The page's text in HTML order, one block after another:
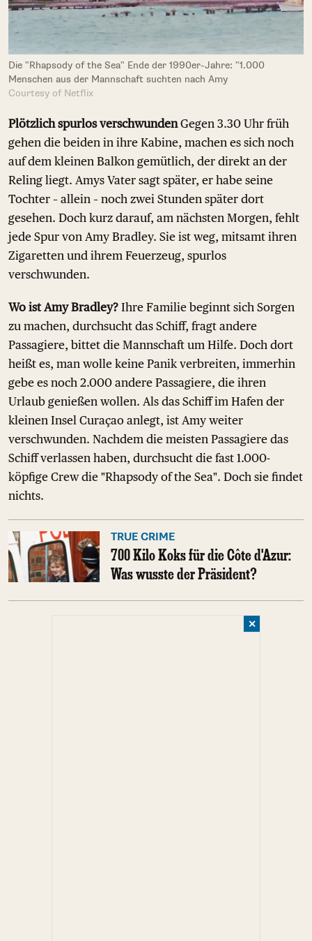
Die "Rhapsody of the Sea" Ende der 1990er-Jahre: "1.000
Menschen aus der Mannschaft suchten nach Amy
Courtesy of Netflix
Plötzlich spurlos verschwundenGegen 3.30 Uhr früh
gehen die beiden in ihre Kabine, machen es sich noch
auf dem kleinen Balkon gemütlich, der direkt an der
Reling liegt. Amys Vater sagt später, er habe seine
Tochter – allein – noch zwei Stunden später dort
gesehen. Doch kurz darauf, am nächsten Morgen, fehlt
jede Spur von Amy Bradley. Sie ist weg, mitsamt ihren
Zigaretten und ihrem Feuerzeug, spurlos
verschwunden.
Wo ist Amy Bradley? Ihre Familie beginnt sich Sorgen
zu machen, durchsucht das Schiff, fragt andere
Passagiere, bittet die Mannschaft um Hilfe. Doch dort
heißt es, man wolle keine Panik verbreiten, immerhin
gebe es noch 2.000 andere Passagiere, die ihren
Urlaub genießen wollen. Als das Schiff im Hafen der
kleinen Insel Curaçao anlegt, ist Amy weiter
verschwunden. Nachdem die meisten Passagiere das
Schiff verlassen haben, durchsucht die fast 1.000-
köpfige Crew die "Rhapsody of the Sea". Doch sie findet
nichts.
TRUE CRIME
700 Kilo Koks für die Côte d'Azur:
Was wusste der Präsident?
✕